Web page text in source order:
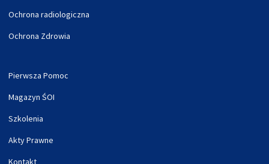
Ochrona radiologiczna
Ochrona Zdrowia
Pierwsza Pomoc
Magazyn ŚOI
Szkolenia
Akty Prawne
Kontakt